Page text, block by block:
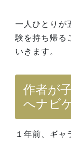
一人ひとりが
験を持ち帰る
いきます。
作者が
へナビ
１年前、ギャ